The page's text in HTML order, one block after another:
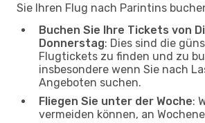
Sie Ihren Flug nach Parintins
Buchen Sie Ihre Tickets von
Donnerstag: Dies sind die
Flugtickets zu finden und zu
insbesondere wenn Sie nach
Angeboten suchen.
Fliegen Sie unter der Woche:
vermeiden können, an